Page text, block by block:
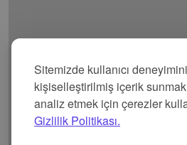
Sitemizde kullanıcı
kişiselleştirilmiş içerik
analiz etmek için çerezler
Gizlilik Politikası.